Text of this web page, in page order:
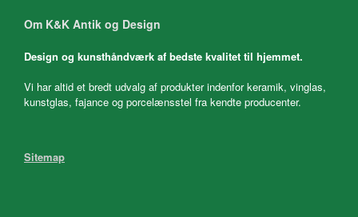
Om K&K Antik og Design
Design og kunsthåndværk af bedste kvalitet til hjemmet.
Vi har altid et bredt udvalg af produkter indenfor keramik, vinglas,
kunstglas, fajance og porcelænsstel fra kendte producenter.
Sitemap